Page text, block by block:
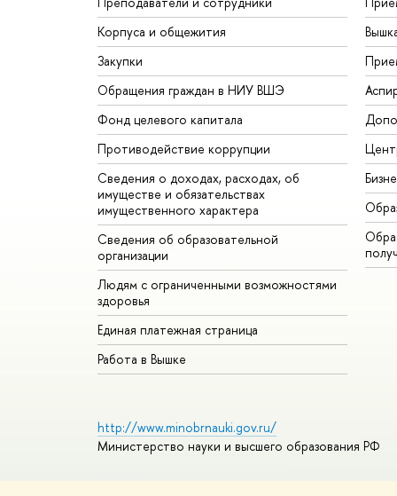
Корпуса и общежития
Закупки
Обращения граждан в НИУ ВШЭ
Фонд целевого капитала
Противодействие коррупции
Сведения о доходах, расходах, об
имуществе и обязательствах
имущественного характера
Сведения об образовательной
организации
Людям с ограниченными возможностями
здоровья
Единая платежная страница
Работа в Вышке
http://www.minobrnauki.gov.ru/
Министерство науки и высшего образования РФ